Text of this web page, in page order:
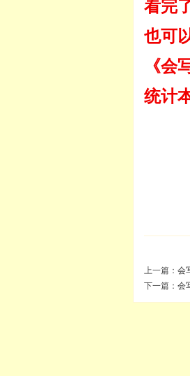
看完
也可
《会
统计
上一篇： 会
下一篇： 会